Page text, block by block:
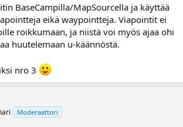
BaseCampilla/MapSourcella ja käyttää
eikä waypointteja. Viapointit ei
roikkumaan, ja niistä voi myös ajaa ohi
huutelemaan u-käännöstä.
nro 3
Moderaattori